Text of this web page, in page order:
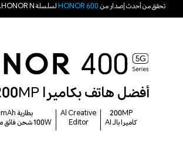
تحقق من أحدث إصدار منHONOR 600لسلسلة HONOR N.
أفضل هاتف بكاميرا 200MP بالـ
200MP
كاميرا بالـ AI
Al Creative
Editor
بطارية 6000mAh
100W شحن فائق من HONOR